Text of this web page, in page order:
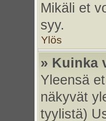
Mikäli et
syy.
Ylös
» Kuinka
Yleensä
näkyvät
tyylistä)